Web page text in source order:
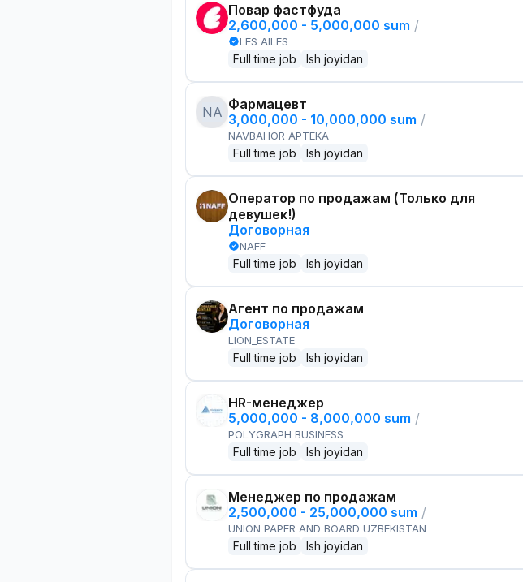
Повар фастфуда
2,600,000 - 5,000,000 sum /
LES AILES
Full time job Ish joyidan
NA Фармацевт
3,000,000 - 10,000,000 sum /
NAVBAHOR APTEKA
Full time job Ish joyidan
Оператор по продажам (Только для
девушек!)
Договорная
NAFF
Full time job Ish joyidan
Агент по продажам
Договорная
LION_ESTATE
Full time job Ish joyidan
HR-менеджер
5,000,000 - 8,000,000 sum /
POLYGRAPH BUSINESS
Full time job Ish joyidan
Менеджер по продажам
2,500,000 - 25,000,000 sum /
UNION PAPER AND BOARD UZBEKISTAN
Full time job Ish joyidan